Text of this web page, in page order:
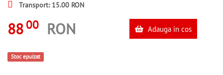
Transport: 15.00 RON
88 00 RON Adauga in cos
Stoc epuizat